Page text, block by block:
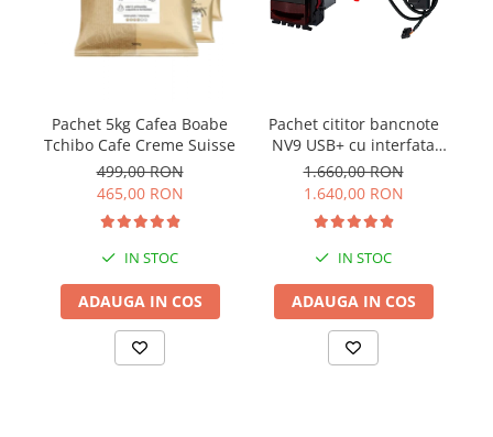
Pachet 5kg Cafea Boabe
Tchibo Cafe Creme Suisse
499,00 RON
465,00 RON
IN STOC
ADAUGA IN COS
Pachet cititor bancnote
NV9 USB+ cu interfata
MDB IF5
1.660,00 RON
1.640,00 RON
IN STOC
ADAUGA IN COS